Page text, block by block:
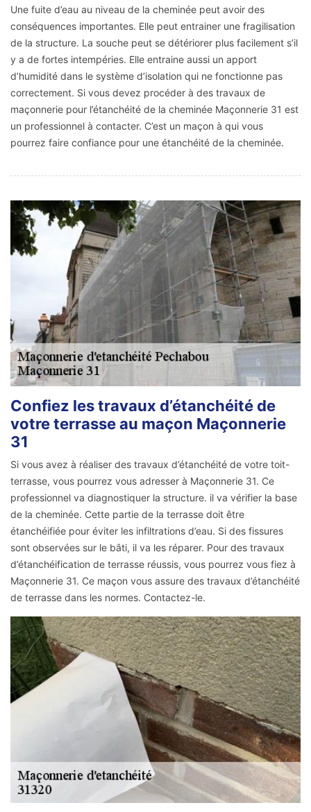
Une fuite d’eau au niveau de la cheminée peut avoir des
conséquences importantes. Elle peut entrainer une fragilisation
de la structure. La souche peut se détériorer plus facilement s’il
y a de fortes intempéries. Elle entraine aussi un apport
d’humidité dans le système d’isolation qui ne fonctionne pas
correctement. Si vous devez procéder à des travaux de
maçonnerie pour l’étanchéité de la cheminée Maçonnerie 31 est
un professionnel à contacter. C’est un maçon à qui vous
pourrez faire confiance pour une étanchéité de la cheminée.
Confiez les travaux d’étanchéité de
votre terrasse au maçon Maçonnerie
31
Si vous avez à réaliser des travaux d’étanchéité de votre toit-
terrasse, vous pourrez vous adresser à Maçonnerie 31. Ce
professionnel va diagnostiquer la structure. il va vérifier la base
de la cheminée. Cette partie de la terrasse doit être
étanchéifiée pour éviter les infiltrations d’eau. Si des fissures
sont observées sur le bâti, il va les réparer. Pour des travaux
d’étanchéification de terrasse réussis, vous pourrez vous fiez à
Maçonnerie 31. Ce maçon vous assure des travaux d’étanchéité
de terrasse dans les normes. Contactez-le.